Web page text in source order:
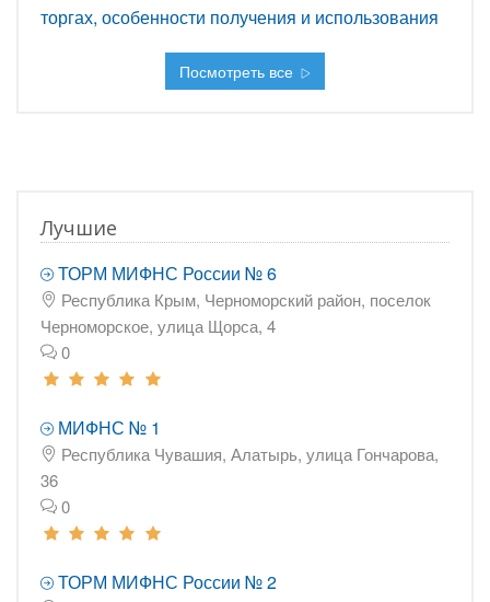
торгах, особенности получения и использования
Посмотреть все
Лучшие
ТОРМ МИФНС России № 6
Республика Крым, Черноморский район, поселок
Черноморское, улица Щорса, 4
0
МИФНС № 1
Республика Чувашия, Алатырь, улица Гончарова,
36
0
ТОРМ МИФНС России № 2